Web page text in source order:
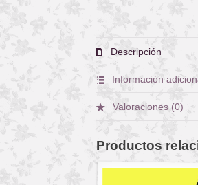
Descripción
Información
Valoraciones (0)
Productos